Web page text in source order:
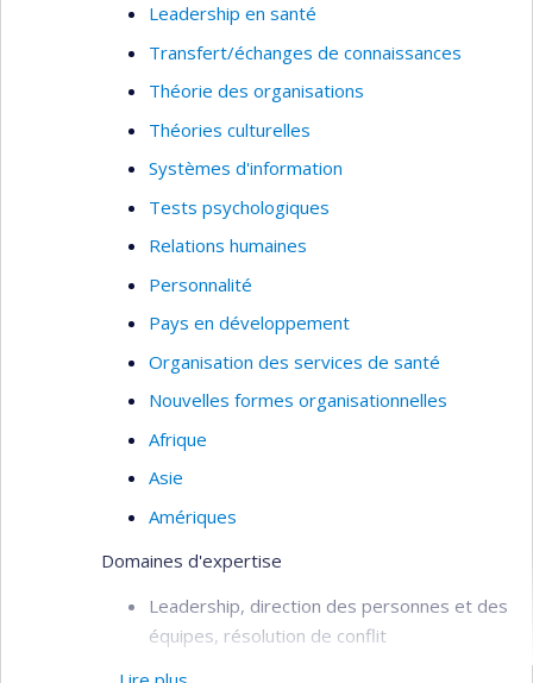
Leadership en santé
Transfert/échanges de connaissances
Théorie des organisations
Théories culturelles
Systèmes d'information
Tests psychologiques
Relations humaines
Personnalité
Pays en développement
Organisation des services de santé
Nouvelles formes organisationnelles
Afrique
Asie
Amériques
Domaines d'expertise
Leadership, direction des personnes et des
équipes, résolution de conflit
Management stratégique et